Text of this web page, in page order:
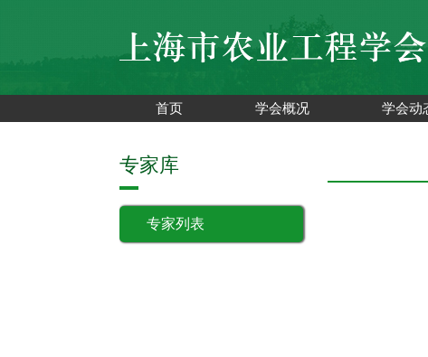
首页 学会概况 学会动
专家库
专家列表